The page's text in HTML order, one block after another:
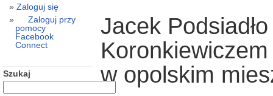
Jacek
w opolskim
Zaloguj się
Zaloguj przy
pomocy
Facebook
Connect
Szukaj